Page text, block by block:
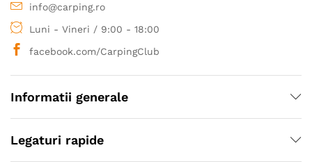
info@carping.ro
Luni - Vineri / 9:00 - 18:00
facebook.com/CarpingClub
Informatii generale
Legaturi rapide